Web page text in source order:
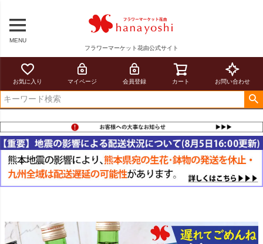
MENU
フラワーマーケット花由公式サイト
お気に入り マイページ 会員登録 カート お問い合わせ